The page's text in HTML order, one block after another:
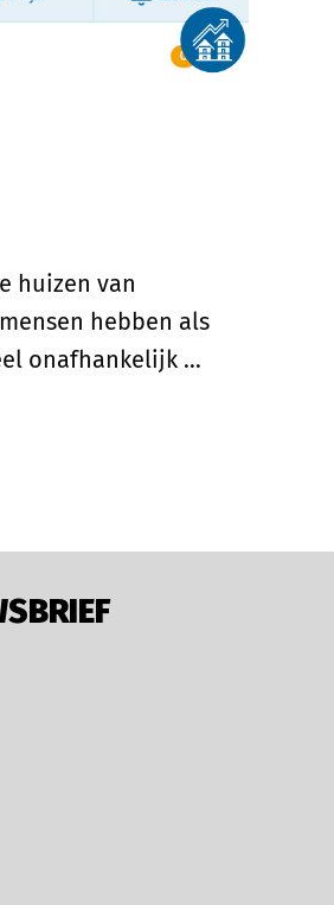
huizen van
hebben als
onafhankelijk …